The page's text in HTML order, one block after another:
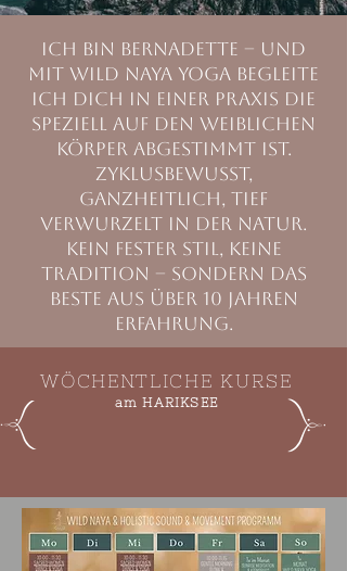
Ich bin Bernadette – und
mit Wild Naya Yoga begleite
ich dich in einer Praxis die
speziell auf den weiblichen
Körper abgestimmt ist.
Zyklusbewusst,
ganzheitlich, tief
verwurzelt in der Natur.
Kein fester Stil, keine
Tradition – sondern das
Beste aus über 10 Jahren
Erfahrung.
WÖCHENTLICHE KURSE
am HARIKSEE